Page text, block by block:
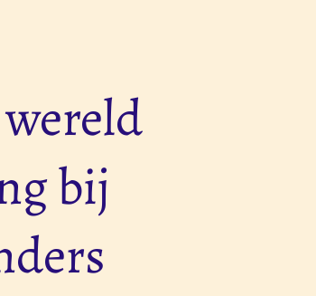
bij